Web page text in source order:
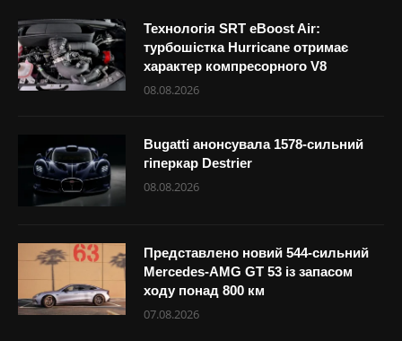
Технологія SRT eBoost Air:
турбошістка Hurricane отримає
характер компресорного V8
08.08.2026
Bugatti анонсувала 1578-сильний
гіперкар Destrier
08.08.2026
Представлено новий 544-сильний
Mercedes-AMG GT 53 із запасом
ходу понад 800 км
07.08.2026